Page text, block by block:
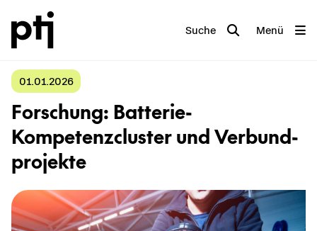
Suche Menü
01.01.2026
For­schung: Batterie-​
Kompetenzcluster und Ver­bund­
pro­jek­te